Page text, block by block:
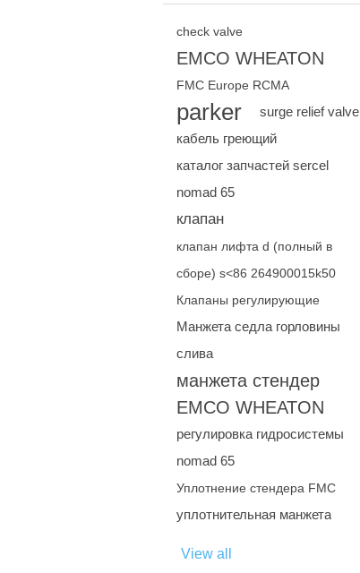
check valve
EMCO WHEATON
FMC Europe RCMA
parker
surge relief valve
кабель греющий
каталог запчастей sercel
nomad 65
клапан
клапан лифта d (полный в
сборе) s<86 264900015k50
Клапаны регулирующие
Манжета седла горловины
слива
манжета стендер
EMCO WHEATON
регулировка гидросистемы
nomad 65
Уплотнение стендера FMC
уплотнительная манжета
View all